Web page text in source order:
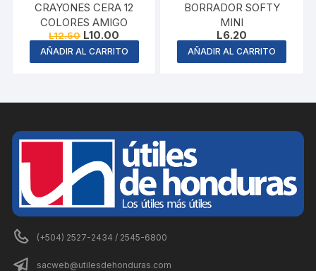
CRAYONES CERA 12
COLORES AMIGO
L12.50 Original
price
was:
L12.50.
L10.00
price
is:
L10.00.
AÑADIR AL CARRITO
BORRADOR SOFTY
MINI
L6.20
AÑADIR AL CARRITO
(+504) 2527-2434 / 2545-6800
sacweb@utilesdehonduras.com